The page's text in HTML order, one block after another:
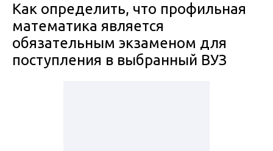
Как определить, что профильная
математика является
обязательным экзаменом для
поступления в выбранный ВУЗ